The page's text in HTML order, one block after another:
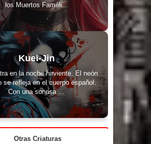
los Muertos Faméli...
Kuei-Jin
en la noche hirviente. El neón
se refleja en el cuerpo español.
Con una sonrisa ...
Otras Criaturas